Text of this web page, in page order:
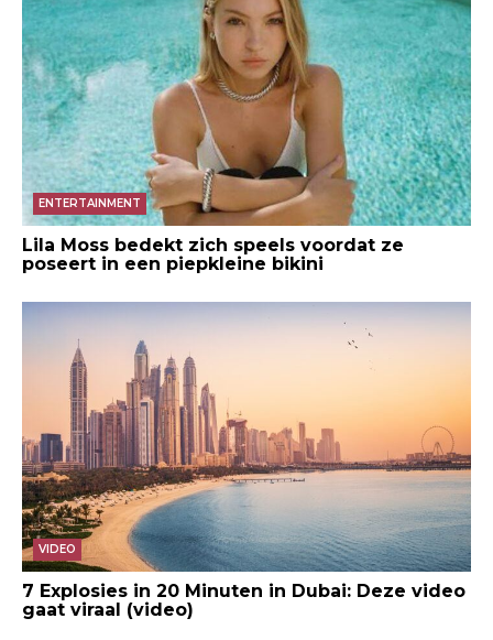
ENTERTAINMENT
Lila Moss bedekt zich speels voordat ze
poseert in een piepkleine bikini
VIDEO
7 Explosies in 20 Minuten in Dubai: Deze video
gaat viraal (video)